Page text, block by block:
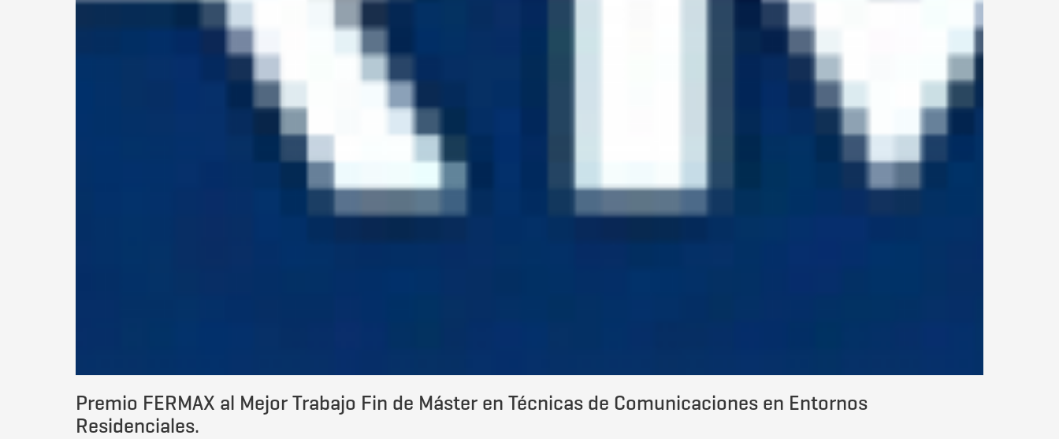
Premio FERMAX al Mejor Trabajo Fin de Máster en Técnicas de Comunicaciones en Entornos
Residenciales.